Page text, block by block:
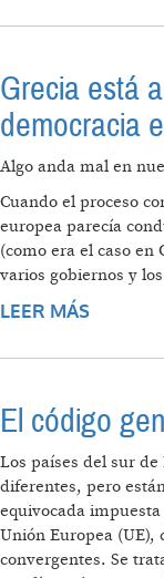
STATU
Grecia está
democracia
Algo anda mal en
Cuando el proceso
europea parecía
(como era el caso en
varios gobiernos y
LEER MÁS
El código
Los países del sur
diferentes, pero
equivocada
Unión Europea (UE),
convergentes. Se